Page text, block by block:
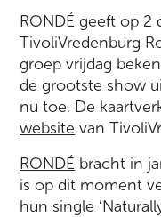
RONDÉ geeft op
TivoliVredenburg
groep vrijdag
de grootste show
nu toe. De
website van
RONDÉ bracht in
is op dit moment
hun single